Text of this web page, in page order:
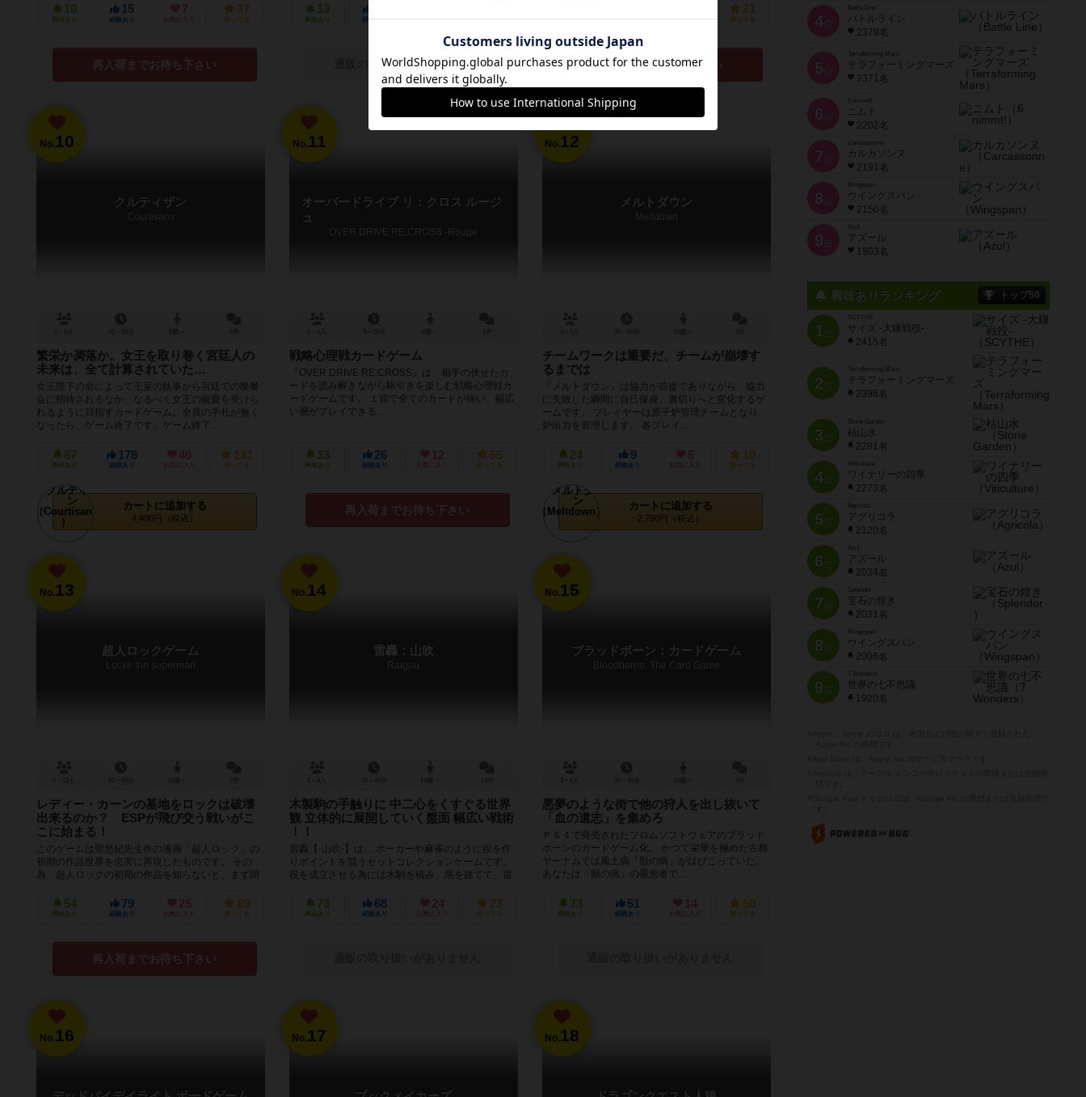
10
興味あり
15
経験あり
7
お気に入り
37
持ってる
再入荷までお待ち下さい
13
興味あり 経験あり お気に入り 持ってる
通販の取り扱いがありません
興味あり 経験あり お気に入り
21
持ってる
再入荷までお待ち下さい
No. 10
クルティザン
Courtisans
繁栄か凋落か。女王を取り巻く宮廷人の
未来は、全て計算されていた…
女王陛下の命によって王室の執事から宮廷での晩餐
会に招待されるなか、なるべく女王の寵愛を受けら
れるように目指すカードゲーム。全員の手札が無く
なったら、ゲーム終了です。ゲーム終了...
87
興味あり
178
経験あり
40
お気に入り
131
持ってる
カートに追加する
4,400円（税込）
No. 11
オーバードライブ リ：クロス ルージ
ュ
OVER DRIVE RE:CROSS -Rouge
戦略心理戦カードゲーム
『OVER DRIVE RE:CROSS』は、相手の伏せたカ
ードを読み解きながら駆引きを楽しむ戦略心理戦カ
ードゲームです。 １箱で全てのカードが揃い、幅広
い層がプレイできる...
33
興味あり
26
経験あり
12
お気に入り
55
持ってる
再入荷までお待ち下さい
No. 12
メルトダウン
Meltdown
チームワークは重要だ、チームが崩壊す
るまでは
『メルトダウン』は協力が前提でありながら、協力
に失敗した瞬間に自己保身、裏切りへと変化するゲ
ームです。 プレイヤーは原子炉管理チームとなり、
炉出力を管理します。 各プレイ...
24
興味あり
9
経験あり
5
お気に入り
10
持ってる
カートに追加する
2,750円（税込）
No.13
超人ロックゲーム
Locke the superman
レディー・カーンの基地をロックは破壊
出来るのか？ ESPが飛び交う戦いがこ
こに始まる！
このゲームは聖悠紀先生作の漫画「超人ロック」の
初期の作品世界を忠実に再現したものです。 その
為、超人ロックの初期の作品を知らないと、まず間
54
興味あり
79
経験あり
25
お気に入り
89
持ってる
再入荷までお待ち下さい
No.14
雷轟：山吹
Raigou
木製駒の手触りに 中二心をくすぐる世界
観 立体的に展開していく盤面 幅広い戦術
雷轟【-山吹-】は… ポーカーや麻雀のように役を作
りポイントを競うセットコレクションゲームです。
役を成立させる為には木駒を積み、塔を建てて、雷
73
興味あり
68
経験あり
24
お気に入り
73
持ってる
No.15
ブラッドボーン：カードゲーム
Bloodborne: The Card Game
悪夢のような街で他の狩人を出し抜いて
「血の遺志」を集めろ
ＰＳ４で発売されたフロムソフトウェアのブラッド
ボーンのカードゲーム化。 かつて栄華を極めた古都
ヤーナムでは風土病「獣の病」がはびこっていた。
あなたは「獣の病」の罹患者で...
73
興味あり
51
経験あり
14
お気に入り
50
持ってる
No.16 No.17 No.18
4位
Battle Line
バトルライン
2379名
5 位
Terraforming Mars
テラフォーミングマーズ
2371名
6 位
ニムト
2202名
7 位
Carcassonne
カルカソンヌ
2191名
8 位
Wingspan
ウイングスパン
2150名
9 位
Azul
アズール
1903名
興味ありランキング トップ50
1位
SCYTHE
サイズ -大鎌戦役-
2415名
2位
Terraforming Mars
テラフォーミングマーズ
2396名
3位
Stone Garden
枯山水
2281名
4位
Viticulture
ワイナリーの四季
2273名
5位
Agricola
アグリコラ
2120名
6位
Azul
アズール
2034名
7位
宝石の煌き
2031名
8位
Wingspan
ウイングスパン
2006名
9位
7 Wonders
世界の七不思議
1920名